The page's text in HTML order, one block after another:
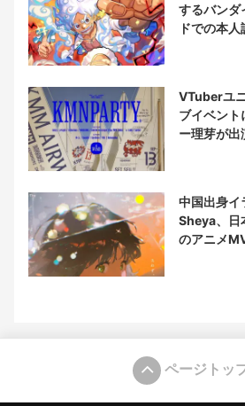
するバンダ
ドでの本
VTuberユ
ブイベント
ー理芽が出
中国出身イ
Sheya、
のアニメ
ページトッ